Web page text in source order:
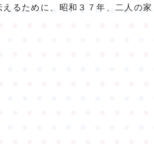
るために、昭和３７年、二人の家